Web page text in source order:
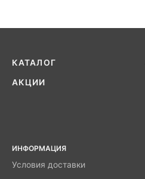
КАТАЛОГ
АКЦИИ
ИНФОРМАЦИЯ
Условия доставки